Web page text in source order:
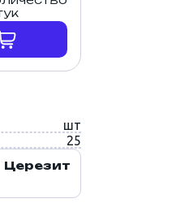
шт
25
Церезит